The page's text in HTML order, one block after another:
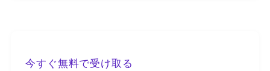
今すぐ無料で受け取る